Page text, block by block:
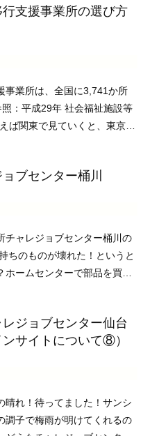
ましょう」という栄養セミ
支援事業所の選び方
事業所は、全国に3,741か所
：平成29年 社会福祉施設等
ば関東で見ていくと、東京都
りますが、その中 ...
ブセンター桶川
チャレジョブセンター桶川の
ちのものが壊れた！というと
ホームセンターで部品を買っ
見ること自体を楽しめます
ジョブセンター仙台
サイトについて⑧）
晴れ！待ってました！サンシ
調子で梅雨が明けてくれるの